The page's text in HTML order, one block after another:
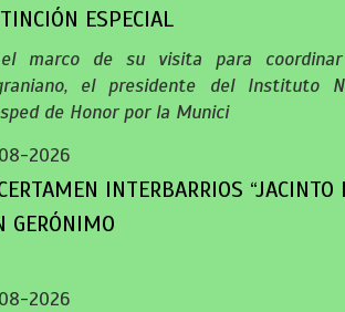
ESPECIAL
marco de su visita para
el presidente del Instituto
de Honor por la Munici
2026
INTERBARRIOS
GERÓNIMO
2026